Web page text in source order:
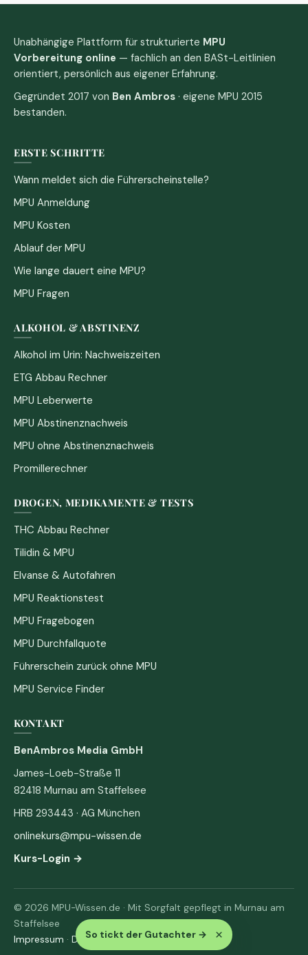
So tickt der Gutachter → ×
Unabhängige Plattform für strukturierte MPU
Vorbereitung online — fachlich an den BASt-Leitlinien
orientiert, persönlich aus eigener Erfahrung.
Gegründet 2017 von Ben Ambros · eigene MPU 2015
bestanden.
ERSTE SCHRITTE
Wann meldet sich die Führerscheinstelle?
MPU Anmeldung
MPU Kosten
Ablauf der MPU
Wie lange dauert eine MPU?
MPU Fragen
ALKOHOL & ABSTINENZ
Alkohol im Urin: Nachweiszeiten
ETG Abbau Rechner
MPU Leberwerte
MPU Abstinenznachweis
MPU ohne Abstinenznachweis
Promillerechner
DROGEN, MEDIKAMENTE & TESTS
THC Abbau Rechner
Tilidin & MPU
Elvanse & Autofahren
MPU Reaktionstest
MPU Fragebogen
MPU Durchfallquote
Führerschein zurück ohne MPU
MPU Service Finder
KONTAKT
BenAmbros Media GmbH
James-Loeb-Straße 11
82418 Murnau am Staffelsee
HRB 293443 · AG München
onlinekurs@mpu-wissen.de
Kurs-Login →
© 2026 MPU-Wissen.de · Mit Sorgfalt gepflegt in Murnau am
Staffelsee
Impressum · Datenschutz & AGB